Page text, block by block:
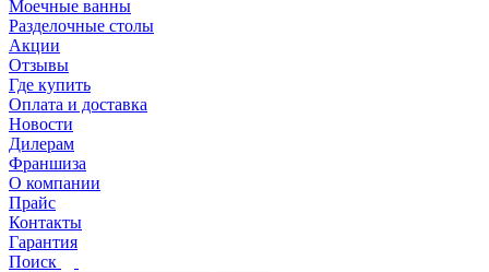
Моечные ванны
Разделочные столы
Акции
Отзывы
Где купить
Оплата и доставка
Новости
Дилерам
Франшиза
О компании
Прайс
Контакты
Гарантия
Поиск